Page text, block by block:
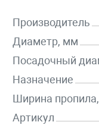
Производитель
Диаметр, мм
Посадочный
Назначение
Ширина
Артикул